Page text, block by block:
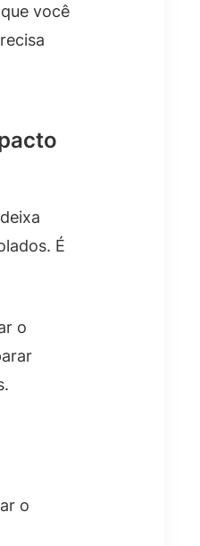
você
É
o
o